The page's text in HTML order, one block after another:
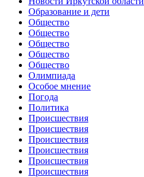
Образование и дети
Общество
Общество
Общество
Общество
Общество
Олимпиада
Особое мнение
Погода
Политика
Происшествия
Происшествия
Происшествия
Происшествия
Происшествия
Происшествия